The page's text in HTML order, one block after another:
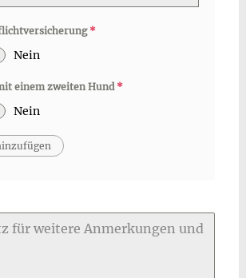
*
Nein
einem zweiten Hund *
Nein